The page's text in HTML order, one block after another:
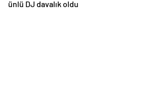
ünlü DJ davalık oldu